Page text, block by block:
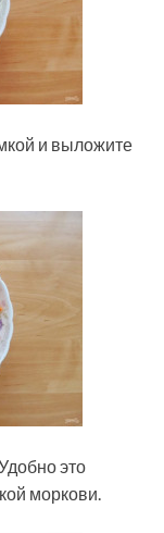
и выложите
это
моркови.